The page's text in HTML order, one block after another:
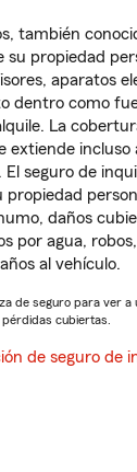
también
propiedad
aparatos
dentro como
La
extiende incluso
El seguro de
propiedad
daños
por agua,
al vehículo.
de seguro para ver a
cubiertas.
de seguro de